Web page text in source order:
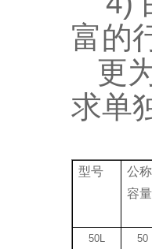
富的
更
求单
型号
公称
容量
50L
50